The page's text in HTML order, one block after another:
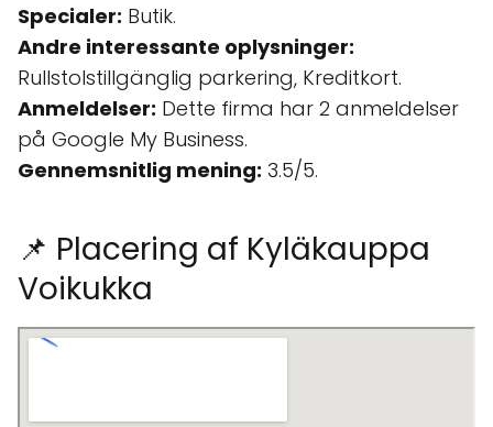
Specialer: Butik.
Andre interessante oplysninger:
Rullstolstillgänglig parkering, Kreditkort.
Anmeldelser: Dette firma har 2 anmeldelser
på Google My Business.
Gennemsnitlig mening: 3.5/5.
📌 Placering af Kyläkauppa
Voikukka